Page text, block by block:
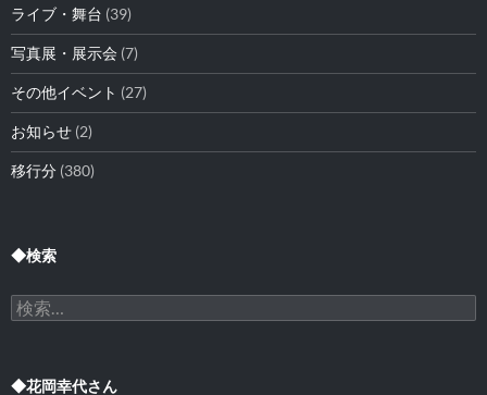
ライブ・舞台 (39)
写真展・展示会 (7)
その他イベント (27)
お知らせ (2)
移行分 (380)
◆検索
検
索:
◆花岡幸代さん